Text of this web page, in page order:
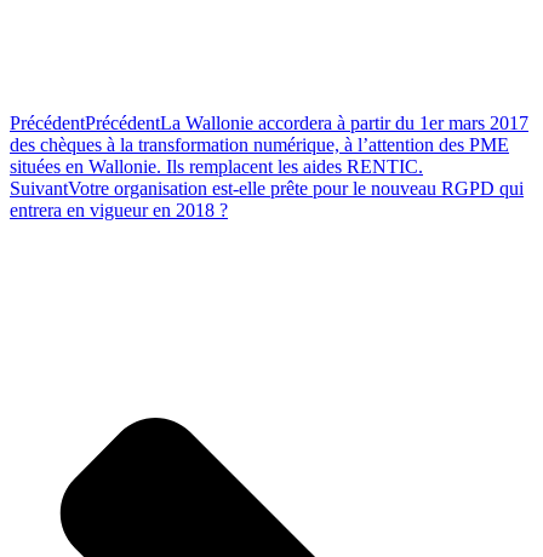
PrécédentPrécédentLa Wallonie accordera à partir du 1er mars 2017
des chèques à la transformation numérique, à l’attention des PME
situées en Wallonie. Ils remplacent les aides RENTIC.
SuivantVotre organisation est-elle prête pour le nouveau RGPD qui
entrera en vigueur en 2018 ?